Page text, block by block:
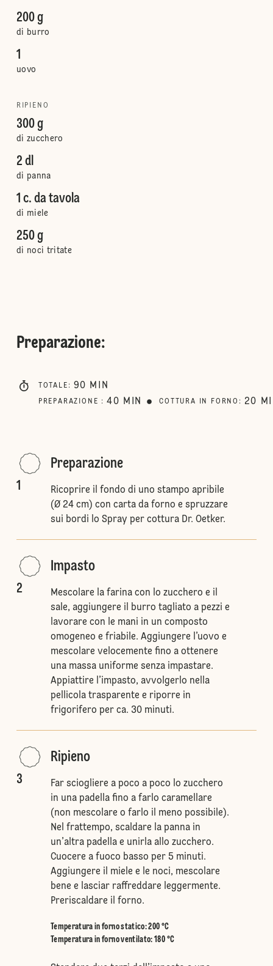
200 g
di burro
1
uovo
RIPIENO
300 g
di zucchero
2 dl
di panna
1 c. da tavola
di miele
250 g
di noci tritate
Preparazione:
TOTALE : 90 MIN
PREPARAZIONE : 40 MIN COTTURA IN FORNO : 20
1
Preparazione
Ricoprire il fondo di uno stampo apribile
(Ø 24 cm) con carta da forno e spruzzare
sui bordi lo Spray per cottura Dr. Oetker.
2
Impasto
Mescolare la farina con lo zucchero e il
sale, aggiungere il burro tagliato a pezzi e
lavorare con le mani in un composto
omogeneo e friabile. Aggiungere l’uovo e
mescolare velocemente fino a ottenere
una massa uniforme senza impastare.
Appiattire l’impasto, avvolgerlo nella
pellicola trasparente e riporre in
frigorifero per ca. 30 minuti.
3
Ripieno
Far sciogliere a poco a poco lo zucchero
in una padella fino a farlo caramellare
(non mescolare o farlo il meno possibile).
Nel frattempo, scaldare la panna in
un’altra padella e unirla allo zucchero.
Cuocere a fuoco basso per 5 minuti.
Aggiungere il miele e le noci, mescolare
bene e lasciar raffreddare leggermente.
Preriscaldare il forno.
Temperatura in forno statico:200 °C
Temperatura in forno ventilato: 180 °C